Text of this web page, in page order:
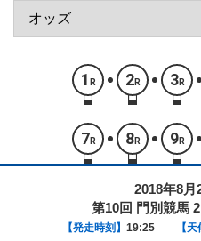
1 R 2R 3R
7 R 8R 9R
2018年8月
第10回 門別競馬
【発走時刻】 19:25 【天